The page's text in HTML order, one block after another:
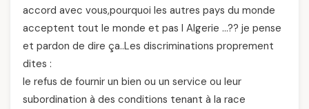
accord avec vous,pourquoi les autres pays du monde
acceptent tout le monde et pas l Algerie …?? je pense
et pardon de dire ça..Les discriminations proprement
dites :
le refus de fournir un bien ou un service ou leur
subordination à des conditions tenant à la race